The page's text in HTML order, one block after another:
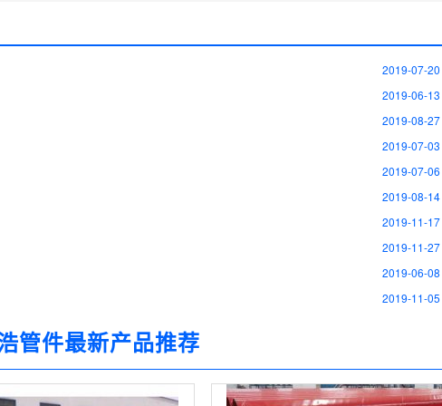
2019-07-20
2019-06-13
2019-08-27
2019-07-03
2019-07-06
2019-08-14
2019-11-17
2019-11-27
2019-06-08
2019-11-05
管件最新产品推荐